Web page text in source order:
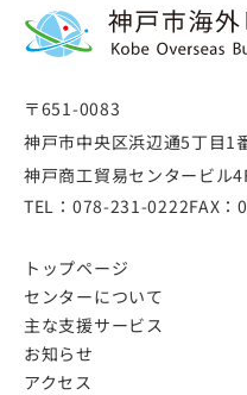
〒651-0083
神戸市中央区浜辺通5丁目1
神戸商工貿易センタービル
TEL： 078-231-0222FAX：
トップページ
センターについて
主な支援サービス
お知らせ
アクセス